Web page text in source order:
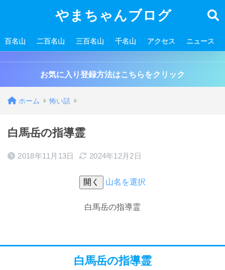
やまちゃんブログ
百名山 二百名山 三百名山 千名山 アクセス ニュース
お気に入り登録方法はこちらをクリック
ホーム 怖い話
白馬岳の指導霊
2018年11月13日 2024年12月2日
開く 山名を選択
白馬岳の指導霊
白馬岳の指導霊